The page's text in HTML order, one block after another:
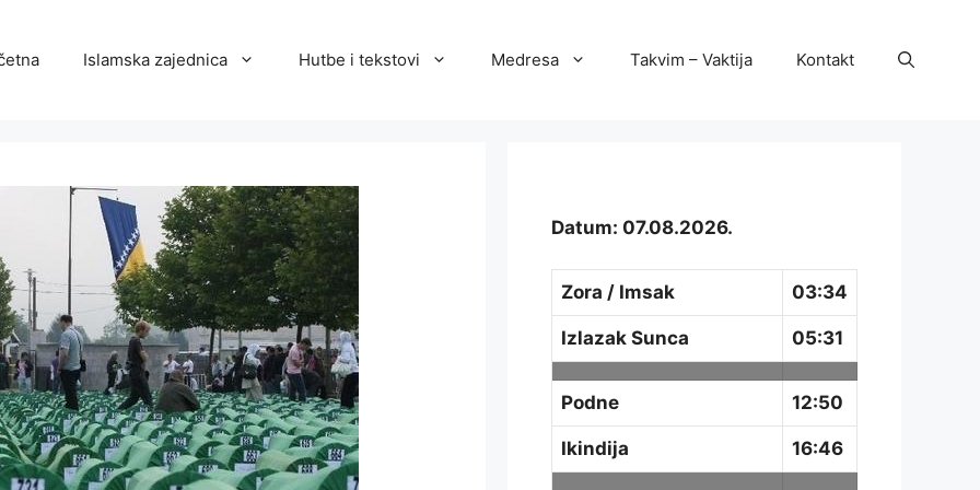
Islamska zajednica Hutbe i tekstovi Medresa Takvim – Vaktija Kontakt
Datum: 07.08.2026.
Zora / Imsak 03:34
Izlazak Sunca 05:31
Podne 12:50
Ikindija 16:46